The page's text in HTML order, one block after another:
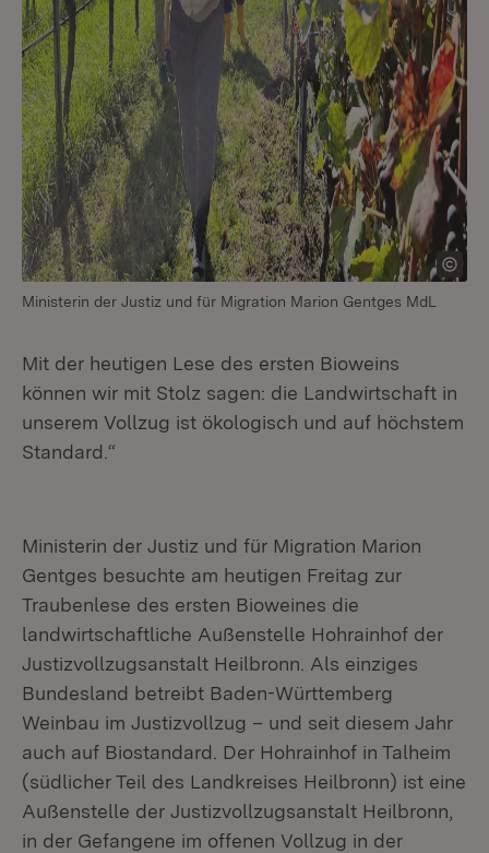
Ministerin der Justiz und für Migration Marion Gentges MdL
Mit der heutigen Lese des ersten Bioweins
können wir mit Stolz sagen: die Landwirtschaft in
unserem Vollzug ist ökologisch und auf höchstem
Standard.“
Ministerin der Justiz und für Migration Marion
Gentges besuchte am heutigen Freitag zur
Traubenlese des ersten Bioweines die
landwirtschaftliche Außenstelle Hohrainhof der
Justizvollzugsanstalt Heilbronn. Als einziges
Bundesland betreibt Baden-Württemberg
Weinbau im Justizvollzug – und seit diesem Jahr
auch auf Biostandard. Der Hohrainhof in Talheim
(südlicher Teil des Landkreises Heilbronn) ist eine
Außenstelle der Justizvollzugsanstalt Heilbronn,
in der Gefangene im offenen Vollzug in der